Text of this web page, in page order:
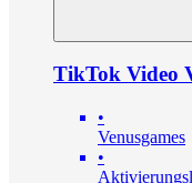
TikTok Video
•
Venusgames
•